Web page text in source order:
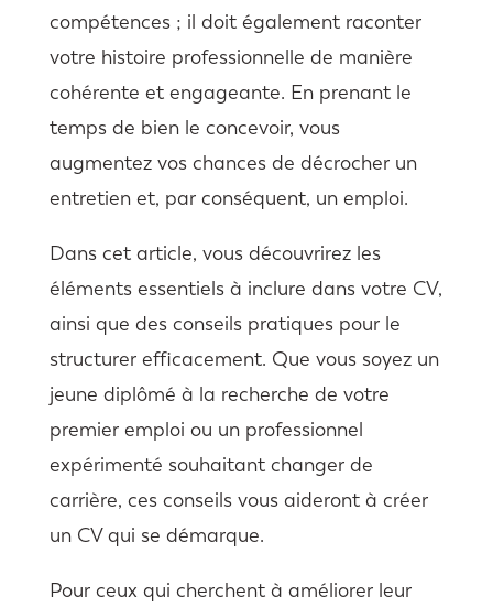
compétences ; il doit également raconter
votre histoire professionnelle de manière
cohérente et engageante. En prenant le
temps de bien le concevoir, vous
augmentez vos chances de décrocher un
entretien et, par conséquent, un emploi.
Dans cet article, vous découvrirez les
éléments essentiels à inclure dans votre CV,
ainsi que des conseils pratiques pour le
structurer efficacement. Que vous soyez un
jeune diplômé à la recherche de votre
premier emploi ou un professionnel
expérimenté souhaitant changer de
carrière, ces conseils vous aideront à créer
un CV qui se démarque.
Pour ceux qui cherchent à améliorer leur